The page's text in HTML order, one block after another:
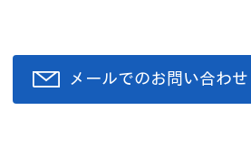
メールでのお問い合わせ